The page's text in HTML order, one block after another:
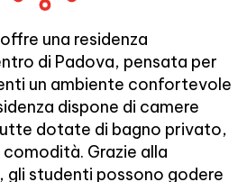
una residenza
di Padova, pensata per
un ambiente confortevole
dispone di camere
dotate di bagno privato,
Grazie alla
gli studenti possono godere